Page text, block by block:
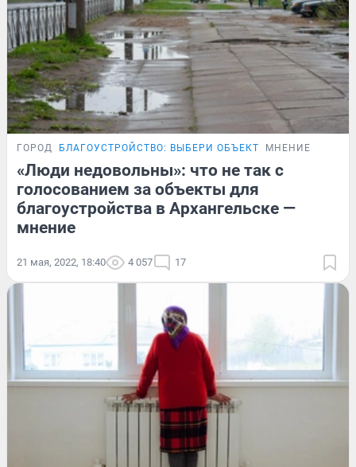
ГОРОД БЛАГОУСТРОЙСТВО: ВЫБЕРИ ОБЪЕКТ МНЕНИЕ
«Люди недовольны»: что не так с
голосованием за объекты для
благоустройства в Архангельске —
мнение
21 мая, 2022, 18:40 4 057 17